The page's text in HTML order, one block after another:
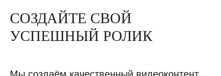
СОЗДАЙТЕ СВОЙ
УСПЕШНЫЙ РОЛИК